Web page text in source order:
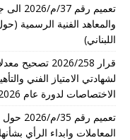
تعميم
والمعاهد الفنية الرسمية
اللبناني)
قرار 2026/
لشهادتي الامتياز الفني
الاختصاصات لدورة عام 2026
تعميم
المعاملات وابداء الرأي بشأنها